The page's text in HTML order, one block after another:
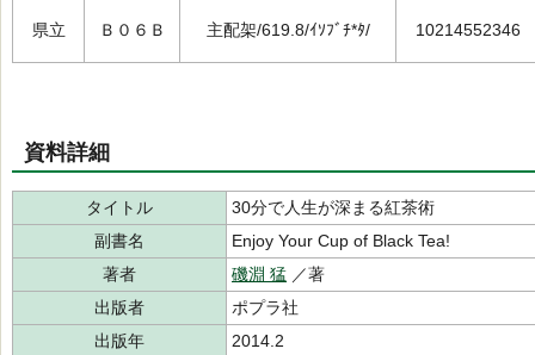
県立 Ｂ０６Ｂ 主配架/619.8/ｲｿﾌﾞﾁ*ﾀ/ 10214552346
資料詳細
タイトル
30分で人生が深まる紅茶術
副書名
Enjoy Your Cup of Black Tea!
著者
磯淵 猛 ／著
出版者
ポプラ社
出版年
2014.2